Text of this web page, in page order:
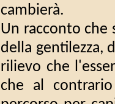
cambierà.
Un racconto che
della gentilezza,
rilievo che
che al